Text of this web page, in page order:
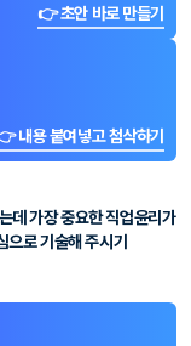
👉 초안 바로 만들기
내용 붙여넣고 첨삭하기
데 가장 중요한 직업윤리가
로 기술해 주시기